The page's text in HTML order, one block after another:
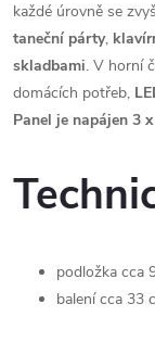
každé úrovně se
taneční párty,
skladbami. V horní
domácích potřeb,
Panel je napájen 3
podložka cca
balení cca 33